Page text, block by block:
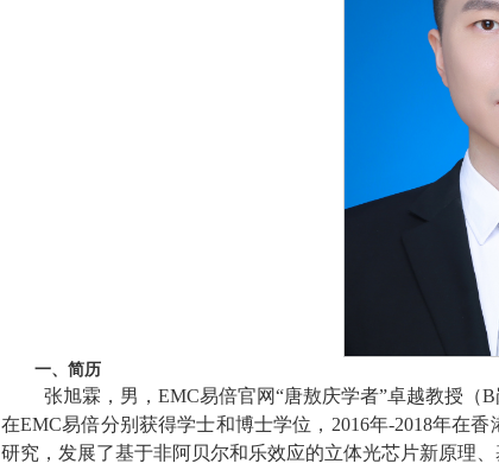
一、简历
张旭霖，男，EMC易倍官网“唐敖庆学者”卓越教授 （B
在EMC易倍分别获得学士和博士学位， 2016年-2018年在香
研究，发展了基于非阿贝尔和乐效应的立体光芯片新原理